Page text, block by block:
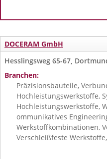
DOCERAM GmbH
Hesslingsweg 65-67,
Branchen:
Präzisionsbauteile,
Hochleistungswerkstoffe,
Hochleistungswerkstoffe,
ommunikatives
Werkstoffkombinatio­nen,
Verschleißfeste